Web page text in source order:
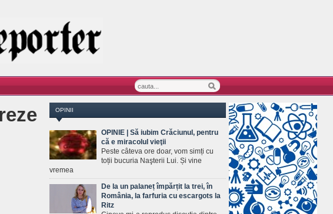
OPINII
OPINIE | Să iubim Crăciunul, pentru
că e miracolul vieţii
Peste câteva ore doar, vom simți cu
toții bucuria Naşterii Lui. Și vine
vremea
De la un palaneț împărțit la trei, în
România, la farfuria cu escargots la
Ritz